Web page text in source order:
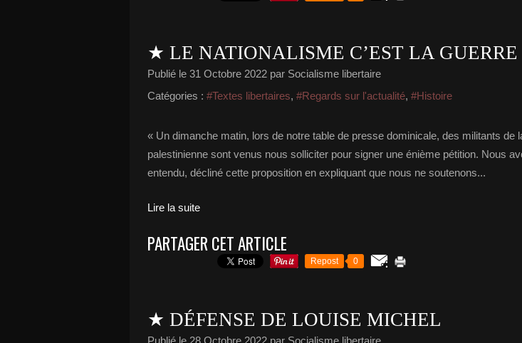
★ LE NATIONALISME C’EST LA GUERRE
Publié le 31 Octobre 2022 par Socialisme libertaire
Catégories : #Textes libertaires, #Regards sur l'actualité, #Histoire
« Un dimanche matin, lors de notre table de presse dominicale, des militants de
palestinienne sont venus nous solliciter pour signer une énième pétition. Nous
entendu, décliné cette proposition en expliquant que nous ne soutenons...
Lire la suite
PARTAGER CET ARTICLE
Repost 0
★ DÉFENSE DE LOUISE MICHEL
Publié le 28 Octobre 2022 par Socialisme libertaire